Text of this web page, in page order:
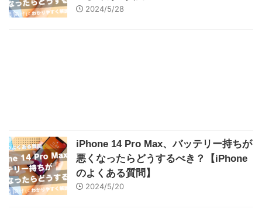
2024/5/28
iPhone 14 Pro Max、バッテリー持ちが
悪くなったらどうするべき？【iPhone
のよくある質問】
2024/5/20